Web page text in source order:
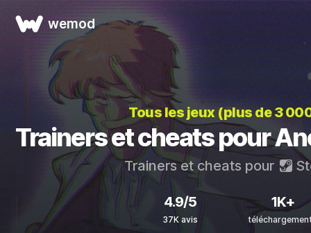
wemod
Tous les jeux (plus de 3
Trainers et cheats pour
Trainers et cheats pour
4.9/5
37K avis
1K+